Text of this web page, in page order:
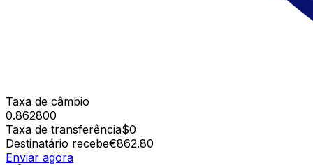
Taxa de câmbio
0.862800
Taxa de transferência$0
Destinatário recebe€862.80
Enviar agora